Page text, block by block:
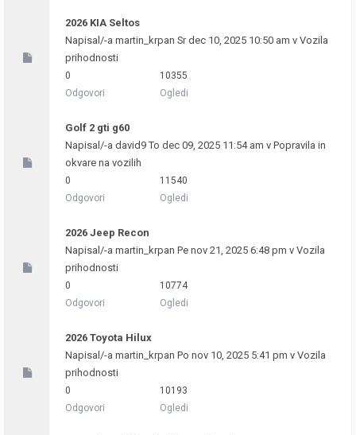
2026 KIA Seltos
Napisal/-a martin_krpan Sr dec 10, 2025 10:50 am v Vozila
prihodnosti
0
Odgovori
10355
Ogledi
Golf 2 gti g60
Napisal/-a david9To dec 09, 2025 11:54 am v Popravila in
okvare na vozilih
0
Odgovori
11540
Ogledi
2026 Jeep Recon
Napisal/-a martin_krpan Pe nov 21, 2025 6:48 pm v Vozila
prihodnosti
0
Odgovori
10774
Ogledi
2026 Toyota Hilux
Napisal/-a martin_krpan Po nov 10, 2025 5:41 pm v Vozila
prihodnosti
0
Odgovori
10193
Ogledi